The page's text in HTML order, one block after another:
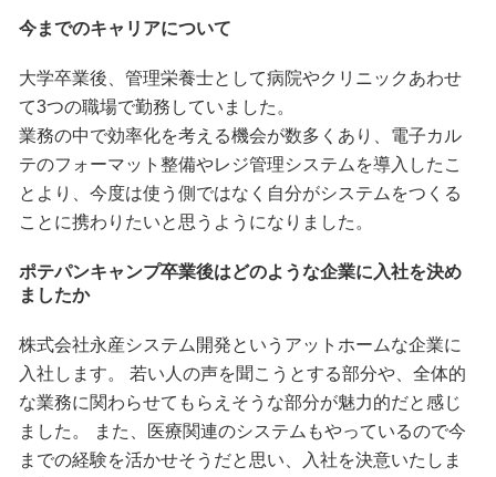
今までのキャリアについて
大学卒業後、管理栄養士として病院やクリニックあわせ
て3つの職場で勤務していました。
業務の中で効率化を考える機会が数多くあり、電子カル
テのフォーマット整備やレジ管理システムを導入したこ
とより、今度は使う側ではなく自分がシステムをつくる
ことに携わりたいと思うようになりました。
ポテパンキャンプ卒業後はどのような企業に入社を決め
ましたか
株式会社永産システム開発というアットホームな企業に
入社します。 若い人の声を聞こうとする部分や、全体的
な業務に関わらせてもらえそうな部分が魅力的だと感じ
ました。 また、医療関連のシステムもやっているので今
までの経験を活かせそうだと思い、入社を決意いたしま